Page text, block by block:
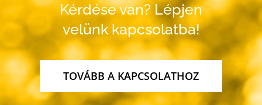
Kérdése van? Lépjen
velünk kapcsolatba!
TOVÁBB A KAPCSOLATHOZ